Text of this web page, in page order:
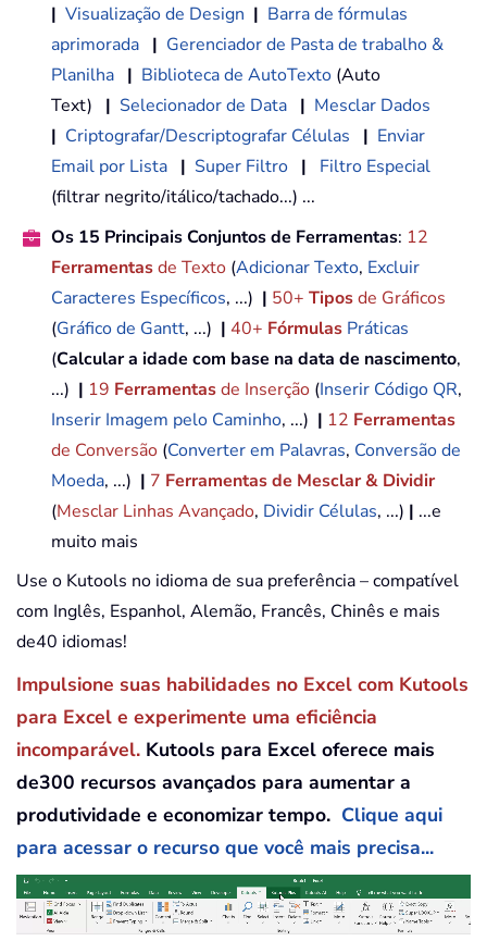
| Visualização de Design | Barra de fórmulas
aprimorada | Gerenciador de Pasta de trabalho &
Planilha | Biblioteca de AutoTexto (Auto
Text) | Selecionador de Data | Mesclar Dados
| Criptografar/Descriptografar Células | Enviar
Email por Lista | Super Filtro |
Filtro Especial
(filtrar negrito/itálico/tachado...) ...
Os 15 Principais Conjuntos de Ferramentas: 12
Ferramentasde Texto (Adicionar Texto, Excluir
Caracteres Específicos, ...) | 50+ Tiposde Gráficos
(Gráfico de Gantt, ...) | 40+ Fórmulas Práticas
(Calcular a idade com base na data de nascimento,
...) | 19 Ferramentasde Inserção (Inserir Código QR,
Inserir Imagem pelo Caminho, ...) | 12 Ferramentas
de Conversão (Converter em Palavras, Conversão de
Moeda, ...) | 7 Ferramentas de Mesclar & Dividir
(Mesclar Linhas Avançado, Dividir Células, ...) | ...e
muito mais
Use o Kutools no idioma de sua preferência – compatível
com Inglês, Espanhol, Alemão, Francês, Chinês e mais
de40 idiomas!
Impulsione suas habilidades no Excel com Kutools
para Excel e experimente uma eficiência
incomparável. Kutools para Excel oferece mais
de300 recursos avançados para aumentar a
produtividade e economizar tempo. Clique aqui
para acessar o recurso que você mais precisa...